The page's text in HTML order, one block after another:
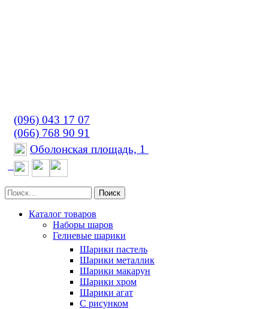
(096) 043 17 07
(066) 768 90 91
Оболонская площадь, 1
Поиск
Каталог товаров
Наборы шаров
Гелиевые шарики
Шарики пастель
Шарики металлик
Шарики макарун
Шарики хром
Шарики агат
С рисунком